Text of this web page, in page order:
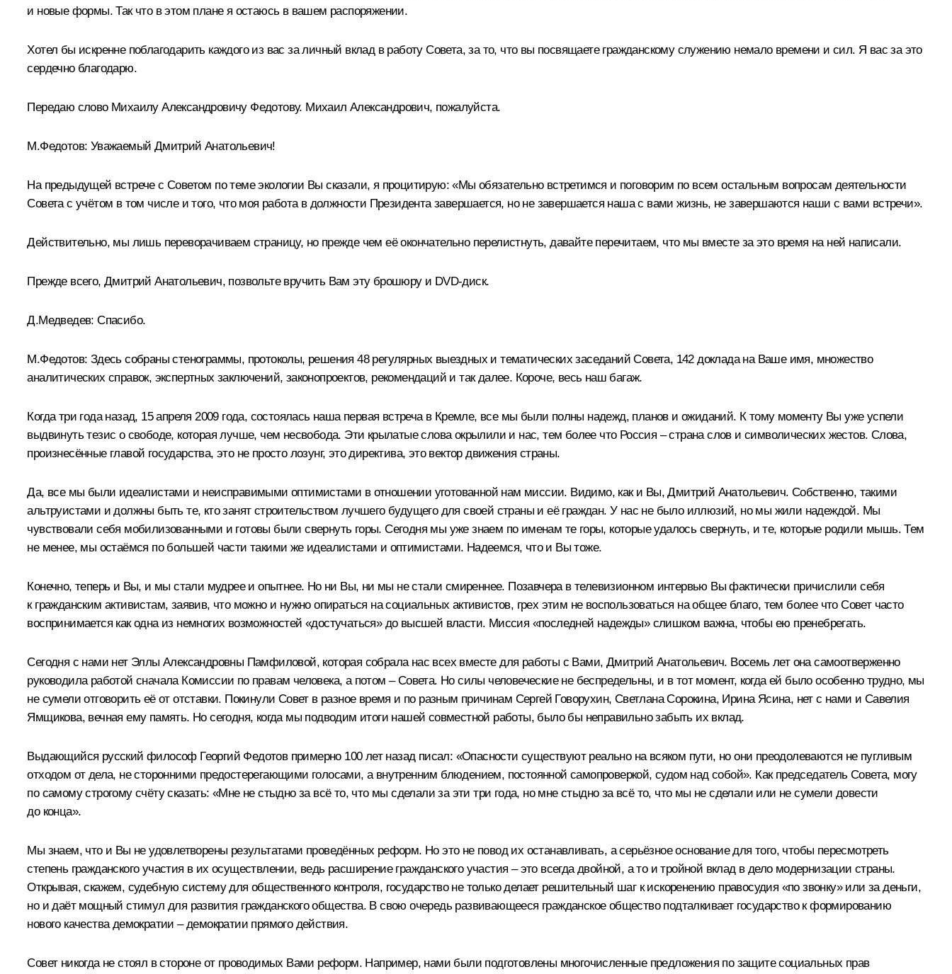
и новые формы. Так что в этом плане я остаюсь в вашем распоряжении.
Хотел бы искренне поблагодарить каждого из вас за личный вклад в работу Совета, за то, что вы посвящаете гражданскому служению немало времени и сил. Я вас за это
сердечно благодарю.
Передаю слово Михаилу Александровичу Федотову. Михаил Александрович, пожалуйста.
М.Федотов: Уважаемый Дмитрий Анатольевич!
На предыдущей встрече с Советом по теме экологии Вы сказали, я процитирую: «Мы обязательно встретимся и поговорим по всем остальным вопросам деятельности
Совета с учётом в том числе и того, что моя работа в должности Президента завершается, но не завершается наша с вами жизнь, не завершаются наши с вами встречи».
Действительно, мы лишь переворачиваем страницу, но прежде чем её окончательно перелистнуть, давайте перечитаем, что мы вместе за это время на ней написали.
Прежде всего, Дмитрий Анатольевич, позвольте вручить Вам эту брошюру и DVD-диск.
Д.Медведев: Спасибо.
М.Федотов: Здесь собраны стенограммы, протоколы, решения 48 регулярных выездных и тематических заседаний Совета, 142 доклада на Ваше имя, множество
аналитических справок, экспертных заключений, законопроектов, рекомендаций и так далее. Короче, весь наш багаж.
Когда три года назад, 15 апреля 2009 года, состоялась наша первая встреча в Кремле, все мы были полны надежд, планов и ожиданий. К тому моменту Вы уже успели
выдвинуть тезис о свободе, которая лучше, чем несвобода. Эти крылатые слова окрылили и нас, тем более что Россия – страна слов и символических жестов. Слова,
произнесённые главой государства, это не просто лозунг, это директива, это вектор движения страны.
Да, все мы были идеалистами и неисправимыми оптимистами в отношении уготованной нам миссии. Видимо, как и Вы, Дмитрий Анатольевич. Собственно, такими
альтруистами и должны быть те, кто занят строительством лучшего будущего для своей страны и её граждан. У нас не было иллюзий, но мы жили надеждой. Мы
чувствовали себя мобилизованными и готовы были свернуть горы. Сегодня мы уже знаем по именам те горы, которые удалось свернуть, и те, которые родили мышь. Тем
не менее, мы остаёмся по большей части такими же идеалистами и оптимистами. Надеемся, что и Вы тоже.
Конечно, теперь и Вы, и мы стали мудрее и опытнее. Но ни Вы, ни мы не стали смиреннее. Позавчера в телевизионном интервью Вы фактически причислили себя
к гражданским активистам, заявив, что можно и нужно опираться на социальных активистов, грех этим не воспользоваться на общее благо, тем более что Совет часто
воспринимается как одна из немногих возможностей «достучаться» до высшей власти. Миссия «последней надежды» слишком важна, чтобы ею пренебрегать.
Сегодня с нами нет Эллы Александровны Памфиловой, которая собрала нас всех вместе для работы с Вами, Дмитрий Анатольевич. Восемь лет она самоотверженно
руководила работой сначала Комиссии по правам человека, а потом – Совета. Но силы человеческие не беспредельны, и в тот момент, когда ей было особенно трудно, мы
не сумели отговорить её от отставки. Покинули Совет в разное время и по разным причинам Сергей Говорухин, Светлана Сорокина, Ирина Ясина, нет с нами и Савелия
Ямщикова, вечная ему память. Но сегодня, когда мы подводим итоги нашей совместной работы, было бы неправильно забыть их вклад.
Выдающийся русский философ Георгий Федотов примерно 100 лет назад писал: «Опасности существуют реально на всяком пути, но они преодолеваются не пугливым
отходом от дела, не сторонними предостерегающими голосами, а внутренним блюдением, постоянной самопроверкой, судом над собой». Как председатель Совета, могу
по самому строгому счёту сказать: «Мне не стыдно за всё то, что мы сделали за эти три года, но мне стыдно за всё то, что мы не сделали или не сумели довести
до конца».
Мы знаем, что и Вы не удовлетворены результатами проведённых реформ. Но это не повод их останавливать, а серьёзное основание для того, чтобы пересмотреть
степень гражданского участия в их осуществлении, ведь расширение гражданского участия – это всегда двойной, а то и тройной вклад в дело модернизации страны.
Открывая, скажем, судебную систему для общественного контроля, государство не только делает решительный шаг к искоренению правосудия «по звонку» или за деньги,
но и даёт мощный стимул для развития гражданского общества. В свою очередь развивающееся гражданское общество подталкивает государство к формированию
нового качества демократии – демократии прямого действия.
Совет никогда не стоял в стороне от проводимых Вами реформ. Например, нами были подготовлены многочисленные предложения по защите социальных прав